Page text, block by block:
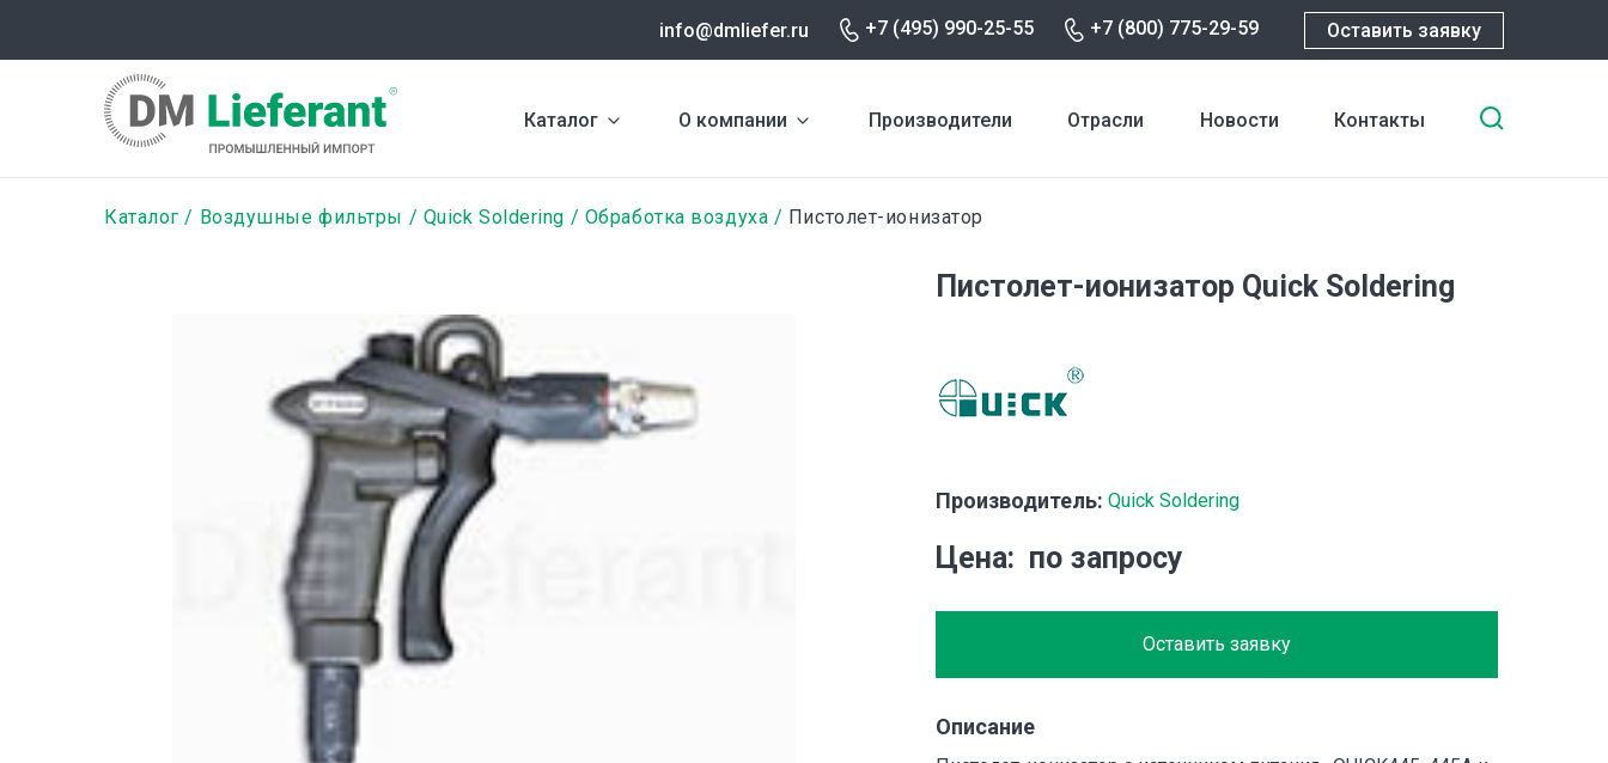
содержанию
info@dmliefer.ru +7 (495) 990-25-55 +7 (800) 775-29-59 Оставить заявку
Каталог О компании Производители Отрасли Новости Контакты
Строка
Каталог Воздушные фильтры Quick Soldering Обработка воздуха Пистолет-ионизатор
Пистолет-ионизатор Quick Soldering
Производитель: Quick Soldering
Цена по запросу
Оставить заявку
Описание